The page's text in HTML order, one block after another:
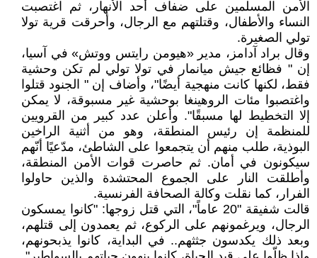
الأمن المسلمين على ضفاف أحد الأنهار، ثم اغتصبت
النساء والأطفال، وقتلتهم مع الرجال، وأحرقت قرية تولا
تولي الصغيرة.
وقال براد آدامز، مدير «هيومن رايتس ووتش» في آسيا،
إن " فظائع جيش ميانمار في تولا تولي لم تكن وحشية
فقط، لكنها كانت منهجية أيضًا"، وأضاف إن " الجنود قتلوا
واغتصبوا مئات الروهينغا بوحشية غير مسبوقة، لا يمكن
إلا التخطيط لها مسبقًا". وأعلن عدد كبير من القرويين
للمنظمة إن رئيس المنطقة، وهو من أثنية الراخين
البوذية، طلب منهم أن يتجمعوا على الشاطئ، مدّعيًا أنّهم
سيكونون في أمان. ثم حاصرت قوات الأمن المنطقة،
وأطلقت النار على الجموع المحتشدة والذين حاولوا
الفرار، كما نقلت وكالة الصحافة الفرنسية.
قالت شفيقة "20 عاماً"، التي قتل زوجها: "كانوا يمسكون
الرجال، ويرغمونهم على الركوع، ثم يعمدون إلى قتلهم،
وبعد ذلك يكدسون جثثهم.. في البداية، كانوا يذبحونهم،